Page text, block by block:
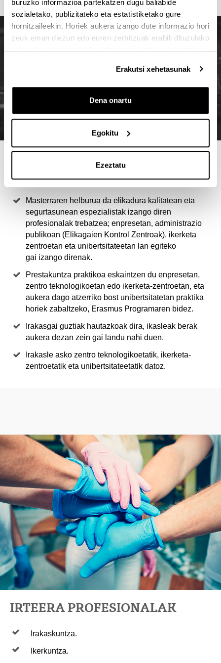
buruzko informazioa partekatzen dugu baliabide
sozialetako, publizitateko eta estatistiketako gure
hornitzaileekin. Horiek aukera izango dute informazio hori
zeuk eman diezun edo euren zerbitzuak erabili dituzulako
eskuratu duten bestelako informazio batekin uztartzeko.
Erakutsi xehetasunak
Dena onartu
Egokitu
Ezeztatu
4 ARRAZOI MASTER HAU
AUKERATZEKO
Masterraren helburua da elikadura kalitatean eta
segurtasunean espezialistak izango diren
profesionalak trebatzea; enpresetan, administrazio
publikoan (Elikagaien Kontrol Zentroak), ikerketa
zentroetan eta unibertsitateetan lan egiteko
gai izango direnak.
Prestakuntza praktikoa eskaintzen du enpresetan,
zentro teknologikoetan edo ikerketa-zentroetan, eta
aukera dago atzerriko bost unibertsitatetan praktika
horiek zabaltzeko, Erasmus Programaren bidez.
Irakasgai guztiak hautazkoak dira, ikasleak berak
aukera dezan zein gai landu nahi duen.
Irakasle asko zentro teknologikoetatik, ikerketa-
zentroetatik eta unibertsitateetatik datoz.
IRTEERA PROFESIONALAK
Irakaskuntza.
Ikerkuntza.